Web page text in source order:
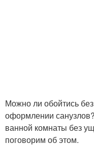
Можно ли обойтись
оформлении
ванной комнаты без
поговорим об этом.